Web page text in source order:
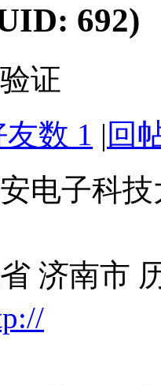
692)
证
友数 1 | 回
电子科技
济南市